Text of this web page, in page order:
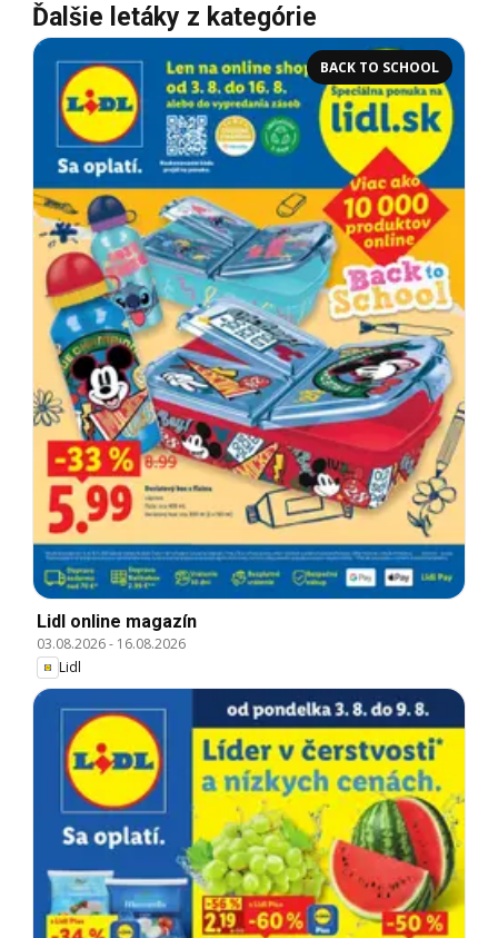
Ďalšie letáky z kategórie
BACK TO SCHOOL
Lidl online magazín
03.08.2026- 16.08.2026
Lidl